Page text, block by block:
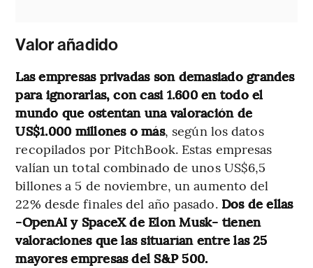
Valor añadido
Las empresas privadas son demasiado grandes
para ignorarlas, con casi 1.600 en todo el
mundo que ostentan una valoración de
US$1.000 millones o más, según los datos
recopilados por PitchBook. Estas empresas
valían un total combinado de unos US$6,5
billones a 5 de noviembre, un aumento del
22% desde finales del año pasado. Dos de ellas
-OpenAI y SpaceX de Elon Musk- tienen
valoraciones que las situarían entre las 25
mayores empresas del S&P 500.